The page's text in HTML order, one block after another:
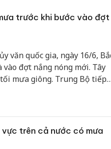
trước khi bước vào đợt
văn quốc gia, ngày 16/6,
đợt nắng nóng mới. Tây
mưa giông. Trung Bộ tiếp
trên cả nước có mưa